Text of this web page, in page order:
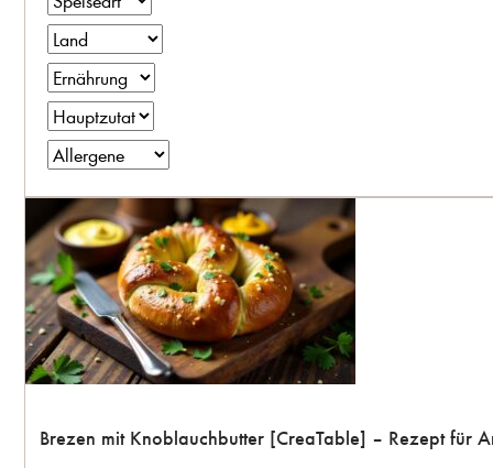
Brezen mit Knoblauchbutter [CreaTable] – Rezept für